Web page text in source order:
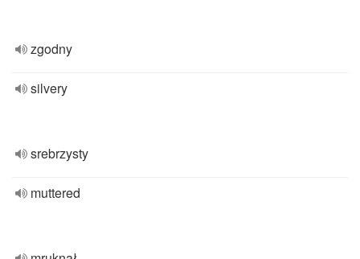
zgodny
silvery
srebrzysty
muttered